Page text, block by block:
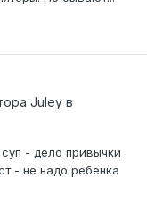
Juley в
- дело привычки
- не надо ребенка